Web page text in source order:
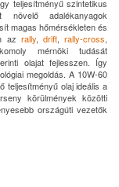
teljesítményű szintetikus
adalékanyagok
magas hőmérsékleten és
az rally, drift,rally-cross,
mérnöki tudását
olajat fejlesszen. Így
megoldás. A 10W-60
teljesítményű olaj ideális a
körülmények közötti
országúti vezetők